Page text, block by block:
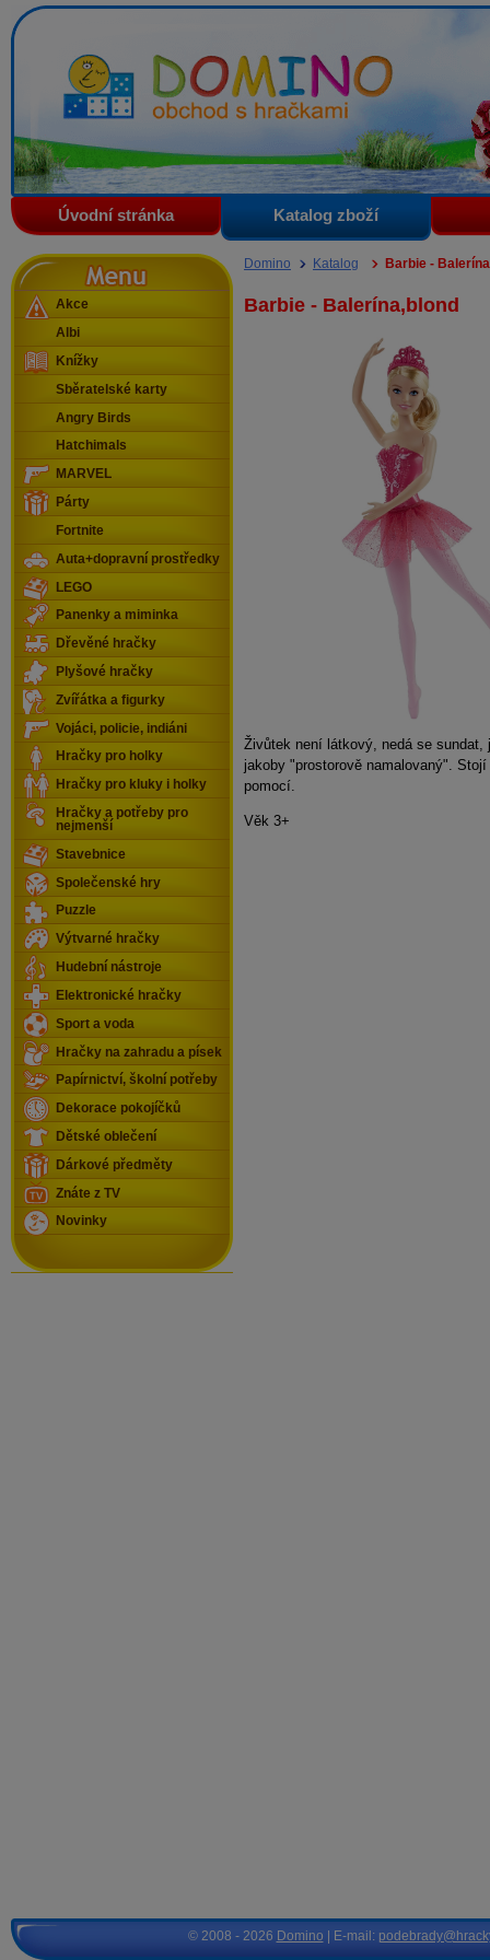
Domino - obchod s hračkami
Úvodní stránka Katalog zboží
Domino Katalog Barbie -
Barbie - Balerína,blond
Živůtek není látkový, nedá se sundat,
jakoby "prostorově namalovaný".
pomocí.
Věk 3+
Menu
Akce
Albi
Knížky
Sběratelské karty
Angry Birds
Hatchimals
MARVEL
Párty
Fortnite
Auta+dopravní prostředky
LEGO
Panenky a miminka
Dřevěné hračky
Plyšové hračky
Zvířátka a figurky
Vojáci, policie, indiáni
Hračky pro holky
Hračky pro kluky i holky
Hračky a potřeby pro
nejmenší
Stavebnice
Společenské hry
Puzzle
Výtvarné hračky
Hudební nástroje
Elektronické hračky
Sport a voda
Hračky na zahradu a písek
Papírnictví, školní potřeby
Dekorace pokojíčků
Dětské oblečení
Dárkové předměty
Znáte z TV
Novinky
© 2008 - 2026 Domino | E-mail: